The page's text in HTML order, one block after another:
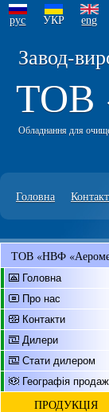
рус УКР eng
Завод-
ТОВ
Обладнання для
Головна
ТОВ «НВФ
Головна
Про нас
Контакти
Дилери
Стати дилером
Географія
ПРОДУКЦІЯ